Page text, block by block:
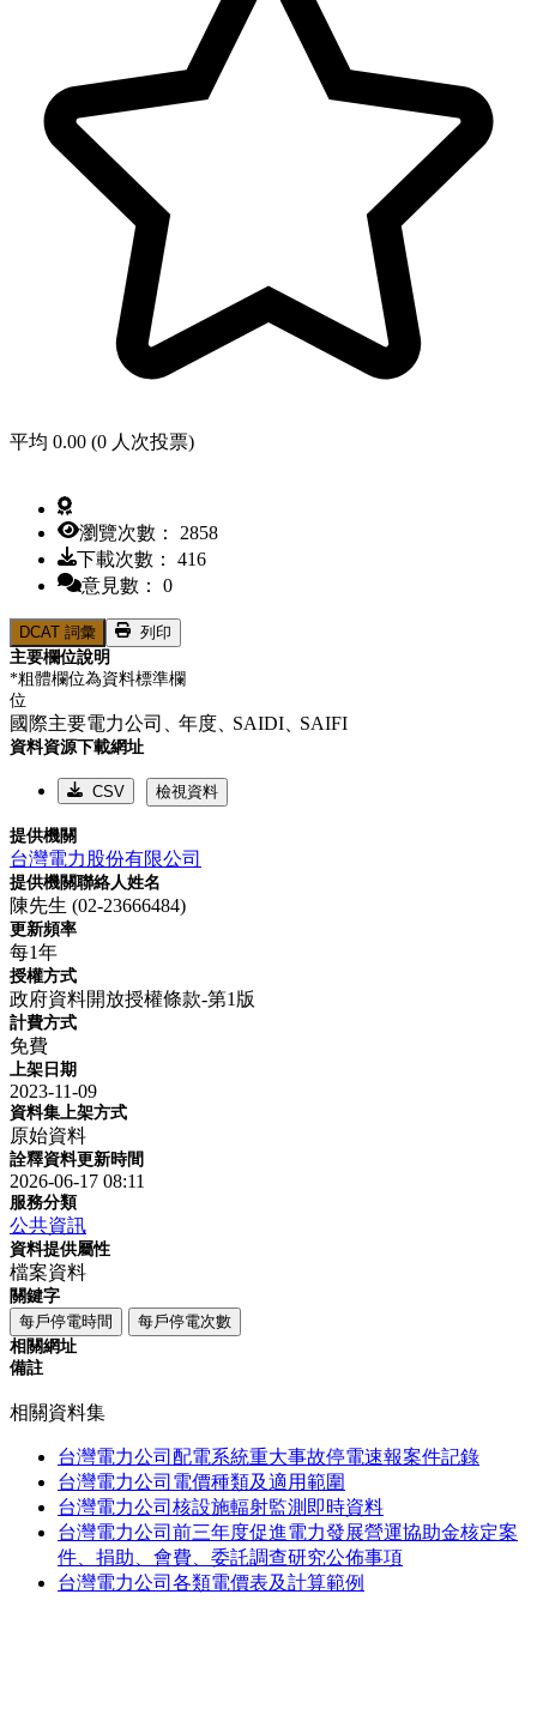
平均 0.00 (0 人次投票)
瀏覽次數： 2858
下載次數： 416
意見數： 0
DCAT 詞彙
列印
主要欄位說明
*粗體欄位為資料標準欄
位
國際主要電力公司、年度、SAIDI、SAIFI
資料資源下載網址
CSV 檢視資料
提供機關
台灣電力股份有限公司
提供機關聯絡人姓名
陳先生 (02-23666484)
更新頻率
每1年
授權方式
政府資料開放授權條款-第1版
計費方式
免費
上架日期
2023-11-09
資料集上架方式
原始資料
詮釋資料更新時間
2026-06-17 08:11
服務分類
公共資訊
資料提供屬性
檔案資料
關鍵字
每戶停電時間
每戶停電次數
相關網址
備註
相關資料集
台灣電力公司配電系統重大事故停電速報案件記錄
台灣電力公司電價種類及適用範圍
台灣電力公司核設施輻射監測即時資料
台灣電力公司前三年度促進電力發展營運協助金核定案
件、捐助、會費、委託調查研究公佈事項
台灣電力公司各類電價表及計算範例